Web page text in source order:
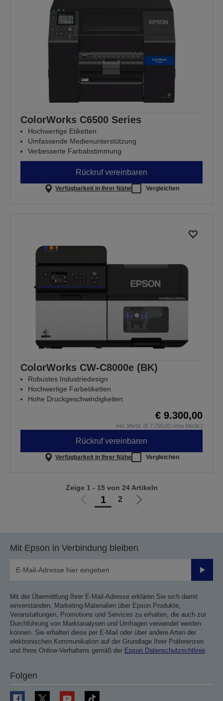
ColorWorks C6500 Series
Hochwertige Etiketten
Umfassende Medienunterstützung
Verbesserte Farbabstimmung
Rückruf vereinbaren
Verfügbarkeit in Ihrer Nähe Vergleichen
ColorWorks CW-C8000e (BK)
Robustes Industriedesign
Hochwertige Farbetiketten
Hohe Druckgeschwindigkeiten
€ 9.300,00
inkl. MwSt. (€ 7.750,00 ohne MwSt.)
Rückruf vereinbaren
Verfügbarkeit in Ihrer Nähe Vergleichen
Zur 1 2
Zur
Zeige 1 - 15 von 24 Artikeln
Mit Epson in Verbindung bleiben
Mit der Übermittlung Ihrer E-Mail-Adresse erklären Sie sich damit
einverstanden, Marketing-Materialien über Epson Produkte,
Veranstaltungen, Promotions und Services zu erhalten, die auch zur
Durchführung von Marktanalysen und Umfragen verwendet werden
können. Sie erhalten diese per E-Mail oder über andere Arten der
elektronischen Kommunikation auf der Grundlage Ihrer Präferenzen
und Ihres Online-Verhaltens gemäß der Epson Datenschutzrichtlinie.
Folgen